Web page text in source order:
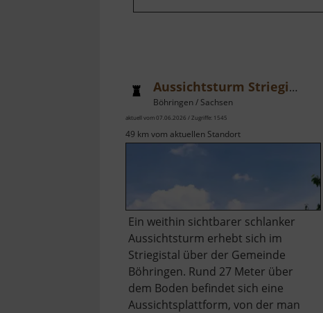
Aussichtsturm Striegistal
Böhringen / Sachsen
aktuell vom 07.06.2026 / Zugriffe: 1545
49 km vom aktuellen Standort
Ein weithin sichtbarer schlanker
Aussichtsturm erhebt sich im
Striegistal über der Gemeinde
Böhringen. Rund 27 Meter über
dem Boden befindet sich eine
Aussichtsplattform, von der man